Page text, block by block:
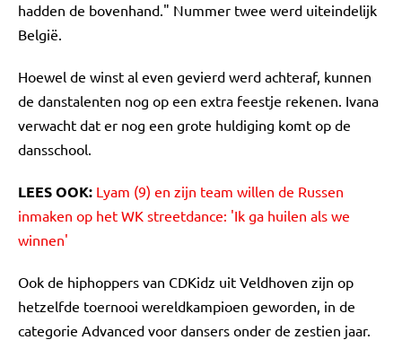
hadden de bovenhand." Nummer twee werd uiteindelijk
België.
Hoewel de winst al even gevierd werd achteraf, kunnen
de danstalenten nog op een extra feestje rekenen. Ivana
verwacht dat er nog een grote huldiging komt op de
dansschool.
LEES OOK: Lyam (9) en zijn team willen de Russen
inmaken op het WK streetdance: 'Ik ga huilen als we
winnen'
Ook de hiphoppers van CDKidz uit Veldhoven zijn op
hetzelfde toernooi wereldkampioen geworden, in de
categorie Advanced voor dansers onder de zestien jaar.